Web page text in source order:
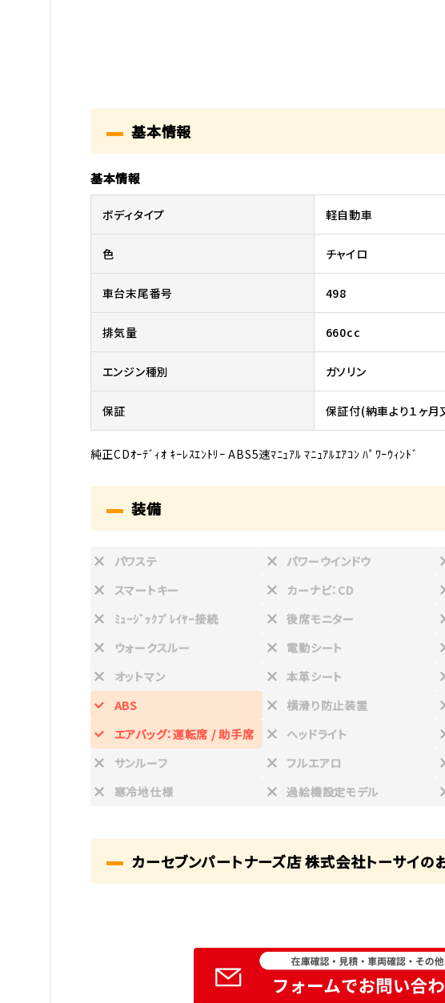
基本情報
基本情報
ボディタイプ 軽自動車
色 チャイロ
車台末尾番号 498
排気量 660cc
エンジン種別 ガソリン
保証 保証付(納車より１ヶ
純正CDｵｰﾃﾞｨｵ ｷｰﾚｽｴﾝﾄﾘｰ ABS5速ﾏﾆｭｱﾙ ﾏﾆｭｱﾙｴｱｺﾝ ﾊﾟﾜｰｳｨﾝﾄﾞ
装備
パワステ パワーウインドウ
スマートキー
カーナビ：CD
ﾐｭｰｼﾞｯｸﾌﾟﾚｲﾔｰ接続
後席モニター
ウォークスルー
電動シート
オットマン
本革シート
ABS
横滑り防止装置
エアバッグ：運転席 / 助手席
ヘッドライト
サンルーフ
フルエアロ
寒冷地仕様
過給機設定モデル
カーセブンパートナーズ店 株式会社トーサイの